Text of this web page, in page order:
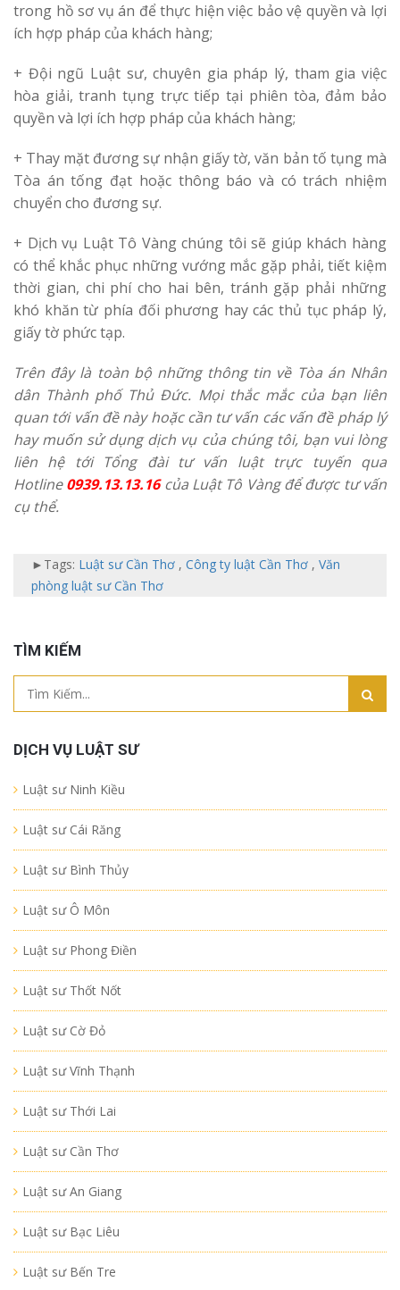
trong hồ sơ vụ án để thực hiện việc bảo vệ quyền và lợi
ích hợp pháp của khách hàng;
+ Đội ngũ Luật sư, chuyên gia pháp lý, tham gia việc
hòa giải, tranh tụng trực tiếp tại phiên tòa, đảm bảo
quyền và lợi ích hợp pháp của khách hàng;
+ Thay mặt đương sự nhận giấy tờ, văn bản tố tụng mà
Tòa án tống đạt hoặc thông báo và có trách nhiệm
chuyển cho đương sự.
+ Dịch vụ Luật Tô Vàng chúng tôi sẽ giúp khách hàng
có thể khắc phục những vướng mắc gặp phải, tiết kiệm
thời gian, chi phí cho hai bên, tránh gặp phải những
khó khăn từ phía đối phương hay các thủ tục pháp lý,
giấy tờ phức tạp.
Trên đây là toàn bộ những thông tin về Tòa án Nhân
dân Thành phố Thủ Đức. Mọi thắc mắc của bạn liên
quan tới vấn đề này hoặc cần tư vấn các vấn đề pháp lý
hay muốn sử dụng dịch vụ của chúng tôi, bạn vui lòng
liên hệ tới Tổng đài tư vấn luật trực tuyến qua
Hotline0939.13.13.16của Luật Tô Vàng để được tư vấn
cụ thể.
►Tags: Luật sư Cần Thơ , Công ty luật Cần Thơ , Văn
phòng luật sư Cần Thơ
TÌM KIẾM
DỊCH VỤ LUẬT SƯ
Luật sư Ninh Kiều
Luật sư Cái Răng
Luật sư Bình Thủy
Luật sư Ô Môn
Luật sư Phong Điền
Luật sư Thốt Nốt
Luật sư Cờ Đỏ
Luật sư Vĩnh Thạnh
Luật sư Thới Lai
Luật sư Cần Thơ
Luật sư An Giang
Luật sư Bạc Liêu
Luật sư Bến Tre